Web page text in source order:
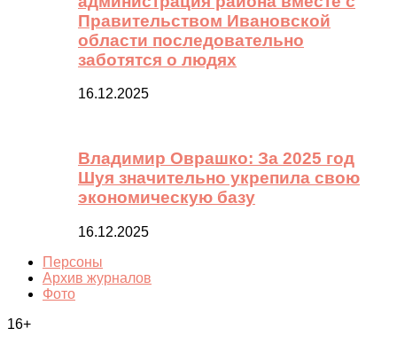
Правительством Ивановской
области последовательно
заботятся о людях
16.12.2025
Владимир Оврашко: За 2025 год
Шуя значительно укрепила свою
экономическую базу
16.12.2025
Персоны
Архив журналов
Фото
16+